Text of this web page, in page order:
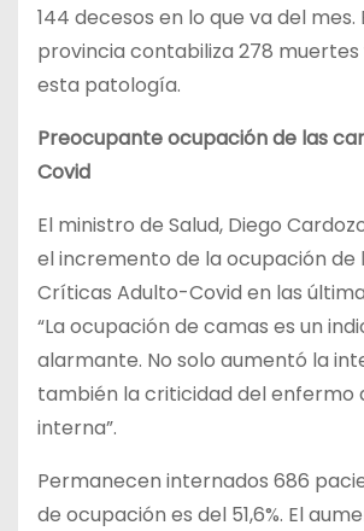
144 decesos en lo que va del mes.
provincia contabiliza 278 muertes
esta patología.
Preocupante ocupación de las
Covid
El ministro de Salud, Diego
el incremento de la ocupación de
Críticas Adulto-Covid en las
“La ocupación de camas es un
alarmante. No solo aumentó la
también la criticidad del enfermo
interna”.
Permanecen internados 686
de ocupación es del 51,6%. El